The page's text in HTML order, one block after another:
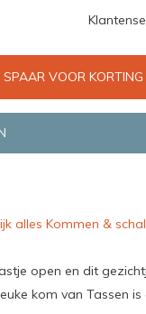
snelle bezorging
SPAAR VOOR KORTING
alles Kommen &
open en dit
kom van Tassen